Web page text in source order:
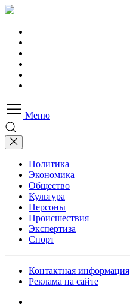
Меню
Политика
Экономика
Общество
Культура
Персоны
Происшествия
Экспертиза
Спорт
Контактная информация
Реклама на сайте